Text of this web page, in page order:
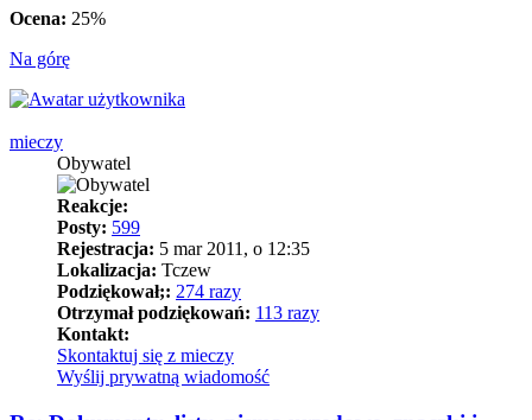
Ocena: 25%
Na górę
mieczy
Obywatel
Reakcje:
Posty: 599
Rejestracja: 5 mar 2011, o 12:35
Lokalizacja: Tczew
Podziękował;: 274 razy
Otrzymał podziękowań: 113 razy
Kontakt:
Skontaktuj się z mieczy
Wyślij prywatną wiadomość